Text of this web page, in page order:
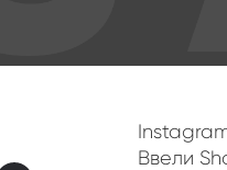
Ввели